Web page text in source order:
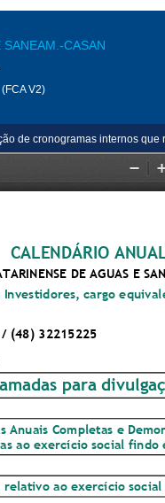
SANEAM.-CASAN
V2)
de cronogramas internos